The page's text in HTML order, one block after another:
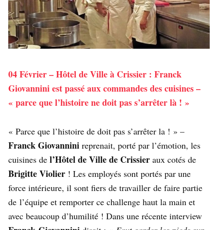
04 Février – Hôtel de Ville à Crissier : Franck
Giovannini est passé aux commandes des cuisines –
« parce que l’histoire ne doit pas s’arrêter là ! »
« Parce que l’histoire de doit pas s’arrêter la ! » –
Franck Giovannini reprenait, porté par l’émotion, les
cuisines de l’Hôtel de Ville de Crissier aux cotés de
Brigitte Violier ! Les employés sont portés par une
force intérieure, il sont fiers de travailler de faire partie
de l’équipe et remporter ce challenge haut la main et
avec beaucoup d’humilité ! Dans une récente interview